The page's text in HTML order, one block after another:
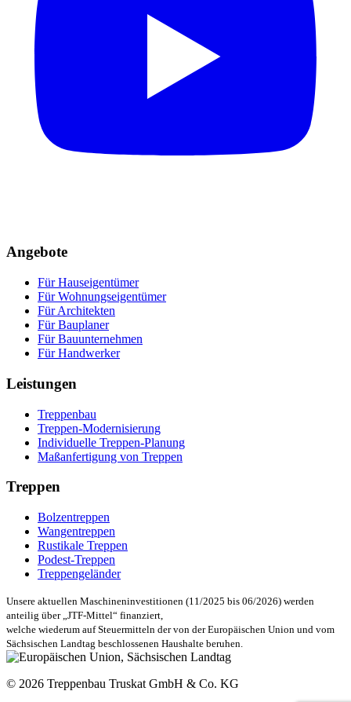
Angebote
Für Hauseigentümer
Für Wohnungseigentümer
Für Architekten
Für Bauplaner
Für Bauunternehmen
Für Handwerker
Leistungen
Treppenbau
Treppen-Modernisierung
Individuelle Treppen-Planung
Maßanfertigung von Treppen
Treppen
Bolzentreppen
Wangentreppen
Rustikale Treppen
Podest-Treppen
Treppengeländer
Unsere aktuellen Maschineninvestitionen (11/2025 bis 06/2026) werden
anteilig über „JTF-Mittel“ finanziert,
welche wiederum auf Steuermitteln der von der Europäischen Union und vom
Sächsischen Landtag beschlossenen Haushalte beruhen.
© 2026 Treppenbau Truskat GmbH & Co. KG